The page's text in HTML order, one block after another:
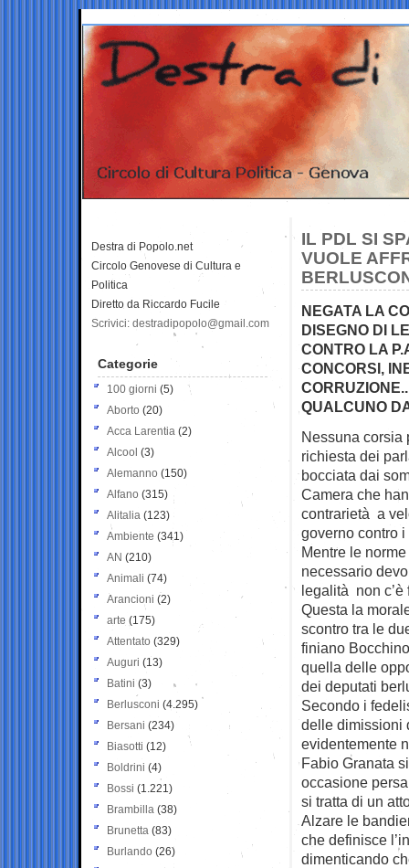
IL PDL SI
VUOLE
NEGATA LA
DISEGNO DI
CONTRO LA
CONCORSI,
QUALCUNO
Nessuna corsia
richiesta dei
bocciata dai
Camera che
contrarietà a
governo contro
Mentre le
necessario
legalità non c’è
Questa la
scontro tra le
finiano
quella delle
dei deputati
Secondo i
delle dimissioni
evidentemente
Fabio Granata
occasione
si tratta di un
Alzare le
che definisce
dimenticando
Destra di Popolo.net
Circolo Genovese di Cultura e
Politica
Diretto da Riccardo Fucile
Scrivici: destradipopolo@gmail.com
Categorie
100 giorni (5)
Aborto (20)
Acca Larentia (2)
Alcool (3)
Alemanno (150)
Alfano (315)
Alitalia (123)
Ambiente (341)
AN (210)
Animali (74)
Arancioni (2)
arte (175)
Attentato (329)
Auguri (13)
Batini (3)
Berlusconi (4.295)
Bersani (234)
Biasotti (12)
Boldrini (4)
Bossi (1.221)
Brambilla (38)
Brunetta (83)
Burlando (26)